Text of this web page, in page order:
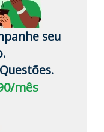
seu
mês